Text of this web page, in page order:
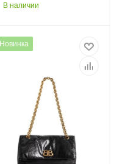
В наличии
Новинка